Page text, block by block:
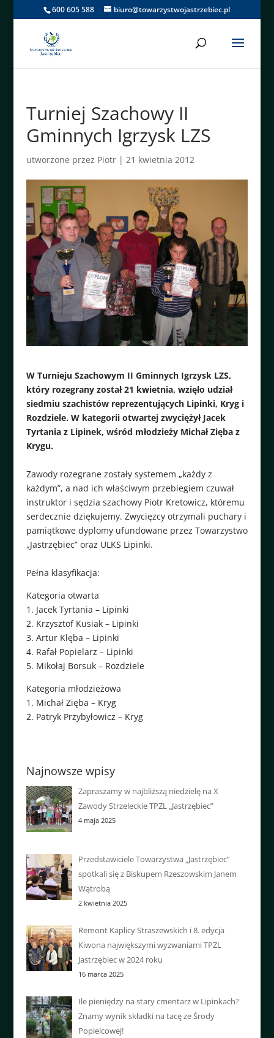
600 605 588 biuro@towarzystwojastrzebiec.pl
Turniej Szachowy II
Gminnych Igrzysk LZS
utworzone przez Piotr| 21 kwietnia 2012
W Turnieju Szachowym II Gminnych Igrzysk LZS,
który rozegrany został 21 kwietnia, wzięło udział
siedmiu szachistów reprezentujących Lipinki, Kryg i
Rozdziele. W kategorii otwartej zwyciężył Jacek
Tyrtania z Lipinek, wśród młodzieży Michał Zięba z
Krygu.
Zawody rozegrane zostały systemem „każdy z
każdym”, a nad ich właściwym przebiegiem czuwał
instruktor i sędzia szachowy Piotr Kretowicz, któremu
serdecznie dziękujemy. Zwycięzcy otrzymali puchary i
pamiątkowe dyplomy ufundowane przez Towarzystwo
„Jastrzębiec” oraz ULKS Lipinki.
Pełna klasyfikacja:
Kategoria otwarta
1. Jacek Tyrtania – Lipinki
2. Krzysztof Kusiak – Lipinki
3. Artur Klęba – Lipinki
4. Rafał Popielarz – Lipinki
5. Mikołaj Borsuk – Rozdziele
Kategoria młodzieżowa
1. Michał Zięba – Kryg
2. Patryk Przybyłowicz – Kryg
Najnowsze wpisy
Zapraszamy w najbliższą niedzielę na X
Zawody Strzeleckie TPZL „Jastrzębiec”
4 maja 2025
Przedstawiciele Towarzystwa „Jastrzębiec”
spotkali się z Biskupem Rzeszowskim Janem
Wątrobą
2 kwietnia 2025
Remont Kaplicy Straszewskich i 8. edycja
Kiwona największymi wyzwaniami TPZL
Jastrzębiec w 2024 roku
16 marca 2025
Ile pieniędzy na stary cmentarz w Lipinkach?
Znamy wynik składki na tacę ze Środy
Popielcowej!